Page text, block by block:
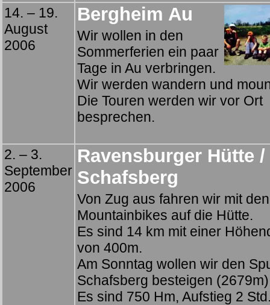
14. – 19.
August
2006
Bergheim Au
Wir wollen in den
Sommerferien ein paar
Tage in Au verbringen.
Wir werden wandern und
Die Touren werden wir vor Ort
besprechen.
2. – 3.
September
2006
Ravensburger Hütte
Schafsberg
Von Zug aus fahren wir mit den
Mountainbikes auf die Hütte.
Es sind 14 km mit einer
von 400m.
Am Sonntag wollen wir den
Schafsberg besteigen
Es sind 750 Hm, Aufstieg 2